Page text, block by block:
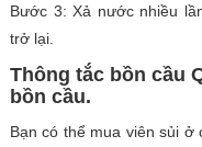
Bước 3: Xả nước nhiều
trở lại.
Thông tắc bồn cầu
bồn cầu.
Bạn có thể mua viên sủi ở